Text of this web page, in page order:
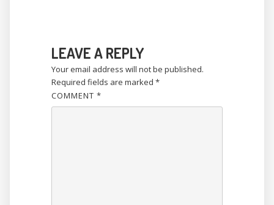
LEAVE A REPLY
Your email address will not be published.
Required fields are marked *
COMMENT *